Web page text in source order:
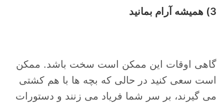
3) همیشه آرام بمانید
گاهی اوقات این ممکن است سخت باشد. ممکن
است سعی کنید در حالی که بچه ها با هم کشتی
می گیرند، بر سر شما فریاد می زنند و دستورات